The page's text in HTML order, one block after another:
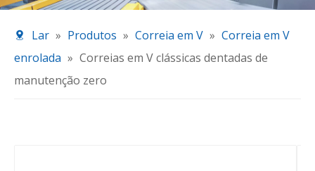
Lar » Produtos » Correia em V » Correia em V
enrolada » Correias em V clássicas dentadas de
manutenção zero